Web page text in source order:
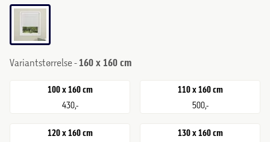
Variantstørrelse - 160 x 160 cm
100 x 160 cm
430,-
110 x 160 cm
500,-
120 x 160 cm 130 x 160 cm